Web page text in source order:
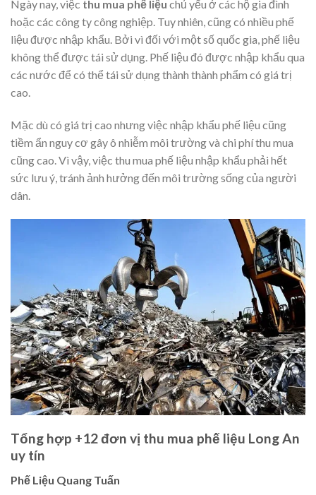
Ngày nay, việc thu mua phế liệu chủ yếu ở các hộ gia đình
hoặc các công ty công nghiệp. Tuy nhiên, cũng có nhiều phế
liệu được nhập khẩu. Bởi vì đối với một số quốc gia, phế liệu
không thể được tái sử dụng. Phế liệu đó được nhập khẩu qua
các nước để có thể tái sử dụng thành thành phẩm có giá trị
cao.
Mặc dù có giá trị cao nhưng việc nhập khẩu phế liệu cũng
tiềm ẩn nguy cơ gây ô nhiễm môi trường và chi phí thu mua
cũng cao. Vì vậy, việc thu mua phế liệu nhập khẩu phải hết
sức lưu ý, tránh ảnh hưởng đến môi trường sống của người
dân.
Tổng hợp +12 đơn vị thu mua phế liệu Long An
uy tín
Phế Liệu Quang Tuấn